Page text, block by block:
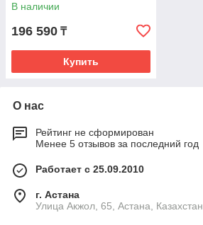
В наличии
196 590 ₸
Купить
О нас
Рейтинг не сформирован
Менее 5 отзывов за последний год
Работает с 25.09.2010
г. Астана
Улица Акжол, 65, Астана, Казахстан